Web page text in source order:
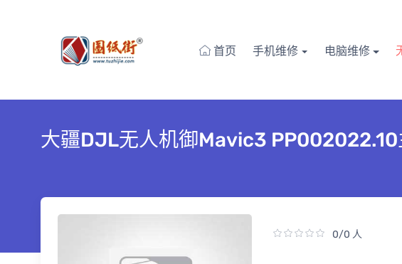
首页 手机维修 电脑维修
大疆DJL无人机御Mavic3 PP002022.10
0/0 人